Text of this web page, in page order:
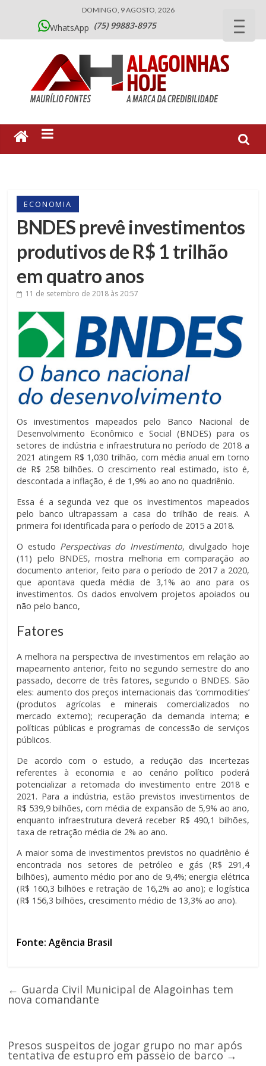
DOMINGO, 9 AGOSTO, 2026
WhatsApp (75) 99883-8975
ECONOMIA
BNDES prevê investimentos
produtivos de R$ 1 trilhão
em quatro anos
11 de setembro de 2018 às 20:57
Os investimentos mapeados pelo Banco Nacional de
Desenvolvimento Econômico e Social (BNDES) para os
setores de indústria e infraestrutura no período de 2018 a
2021 atingem R$ 1,030 trilhão, com média anual em torno
de R$ 258 bilhões. O crescimento real estimado, isto é,
descontada a inflação, é de 1,9% ao ano no quadriênio.
Essa é a segunda vez que os investimentos mapeados
pelo banco ultrapassam a casa do trilhão de reais. A
primeira foi identificada para o período de 2015 a 2018.
O estudo Perspectivas do Investimento, divulgado hoje
(11) pelo BNDES, mostra melhoria em comparação ao
documento anterior, feito para o período de 2017 a 2020,
que apontava queda média de 3,1% ao ano para os
investimentos. Os dados envolvem projetos apoiados ou
não pelo banco,
Fatores
A melhora na perspectiva de investimentos em relação ao
mapeamento anterior, feito no segundo semestre do ano
passado, decorre de três fatores, segundo o BNDES. São
eles: aumento dos preços internacionais das ‘commodities’
(produtos agrícolas e minerais comercializados no
mercado externo); recuperação da demanda interna; e
políticas públicas e programas de concessão de serviços
públicos.
De acordo com o estudo, a redução das incertezas
referentes à economia e ao cenário político poderá
potencializar a retomada do investimento entre 2018 e
2021. Para a indústria, estão previstos investimentos de
R$ 539,9 bilhões, com média de expansão de 5,9% ao ano,
enquanto infraestrutura deverá receber R$ 490,1 bilhões,
taxa de retração média de 2% ao ano.
A maior soma de investimentos previstos no quadriênio é
encontrada nos setores de petróleo e gás (R$ 291,4
bilhões), aumento médio por ano de 9,4%; energia elétrica
(R$ 160,3 bilhões e retração de 16,2% ao ano); e logística
(R$ 156,3 bilhões, crescimento médio de 13,3% ao ano).
Fonte: Agência Brasil
← Guarda Civil Municipal de Alagoinhas tem
nova comandante
Presos suspeitos de jogar grupo no mar após
tentativa de estupro em passeio de barco→